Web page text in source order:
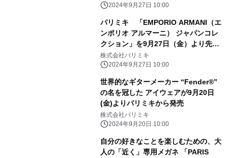
2024年9月27日 10:00
パリミキ 「EMPORIO ARMANI（エ
ンポリオ アルマーニ） ジャパンコレ
クション」を9月27日（金）より先行
販売
株式会社パリミキ
2024年9月27日 10:00
世界的なギターメーカー “Fender®︎”
の名を冠した アイウェアが9月20日
(金)よりパリミキから発売
株式会社パリミキ
2024年9月20日 10:00
自分の好きなことを楽しむための、大
人の「近く」専用メガネ 「PARIS